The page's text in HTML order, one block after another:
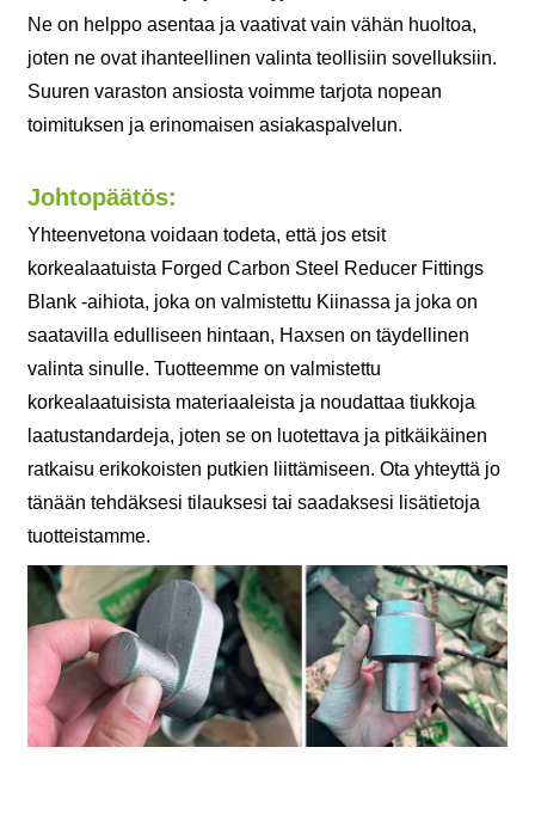
Ne on helppo asentaa ja vaativat vain vähän huoltoa,
joten ne ovat ihanteellinen valinta teollisiin sovelluksiin.
Suuren varaston ansiosta voimme tarjota nopean
toimituksen ja erinomaisen asiakaspalvelun.
Johtopäätös:
Yhteenvetona voidaan todeta, että jos etsit
korkealaatuista Forged Carbon Steel Reducer Fittings
Blank -aihiota, joka on valmistettu Kiinassa ja joka on
saatavilla edulliseen hintaan, Haxsen on täydellinen
valinta sinulle. Tuotteemme on valmistettu
korkealaatuisista materiaaleista ja noudattaa tiukkoja
laatustandardeja, joten se on luotettava ja pitkäikäinen
ratkaisu erikokoisten putkien liittämiseen. Ota yhteyttä jo
tänään tehdäksesi tilauksesi tai saadaksesi lisätietoja
tuotteistamme.